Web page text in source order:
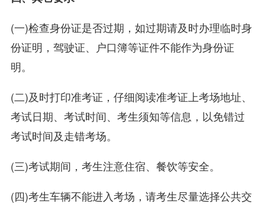
(一)检查身份证是否过期，如过期请及时办理临时身
份证明，驾驶证、户口簿等证件不能作为身份证
明。
(二)及时打印准考证，仔细阅读准考证上考场地址、
考试日期、考试时间、考生须知等信息，以免错过
考试时间及走错考场。
(三)考试期间，考生注意住宿、餐饮等安全。
(四)考生车辆不能进入考场，请考生尽量选择公共交